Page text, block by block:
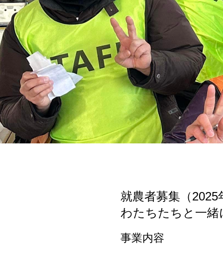
就農者募集（
わたちたちと一
事業内容